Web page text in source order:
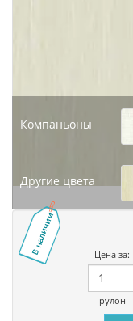
Компаньоны
Другие цвета
В наличии
Цена за:
рулон